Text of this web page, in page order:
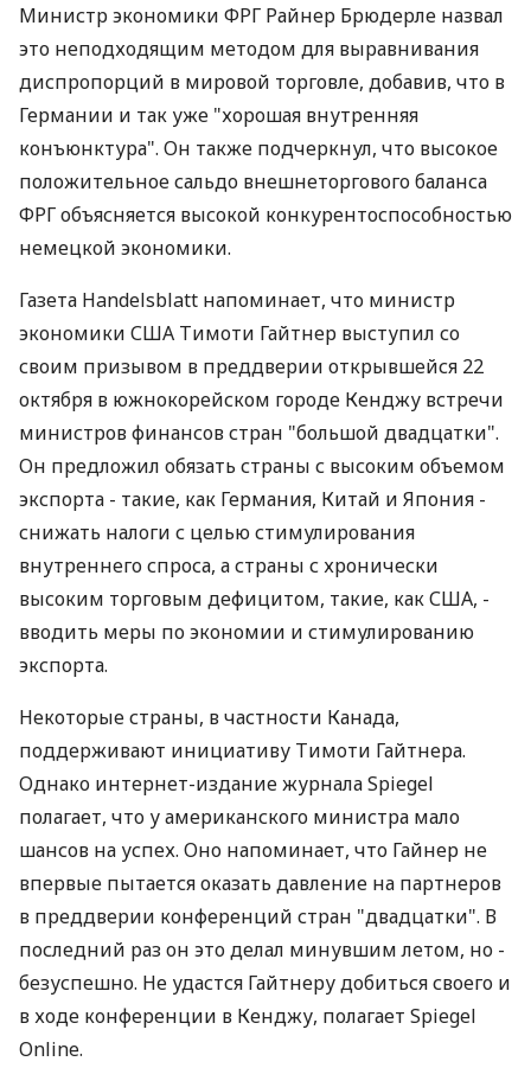
Министр экономики ФРГ Райнер Брюдерле назвал
это неподходящим методом для выравнивания
диспропорций в мировой торговле, добавив, что в
Германии и так уже "хорошая внутренняя
конъюнктура". Он также подчеркнул, что высокое
положительное сальдо внешнеторгового баланса
ФРГ объясняется высокой конкурентоспособностью
немецкой экономики.
Газета Handelsblatt напоминает, что министр
экономики США Тимоти Гайтнер выступил со
своим призывом в преддверии открывшейся 22
октября в южнокорейском городе Кенджу встречи
министров финансов стран "большой двадцатки".
Он предложил обязать страны с высоким объемом
экспорта - такие, как Германия, Китай и Япония -
снижать налоги с целью стимулирования
внутреннего спроса, а страны с хронически
высоким торговым дефицитом, такие, как США, -
вводить меры по экономии и стимулированию
экспорта.
Некоторые страны, в частности Канада,
поддерживают инициативу Тимоти Гайтнера.
Однако интернет-издание журнала Spiegel
полагает, что у американского министра мало
шансов на успех. Оно напоминает, что Гайнер не
впервые пытается оказать давление на партнеров
в преддверии конференций стран "двадцатки". В
последний раз он это делал минувшим летом, но -
безуспешно. Не удастся Гайтнеру добиться своего и
в ходе конференции в Кенджу, полагает Spiegel
Online.